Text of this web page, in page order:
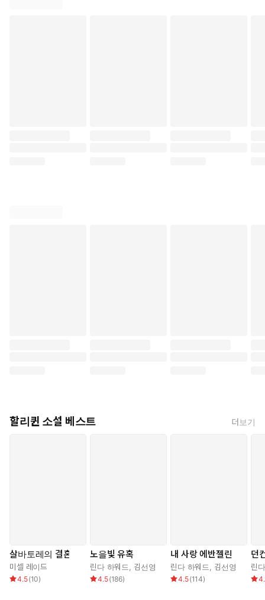
할리퀸 소설 베스트 더보기
살바토레의 결혼
미셀 레이드
4.5(10)
노을빛 유혹
린다 하워드, 김선영
4.5(186)
내 사랑 에반젤린
린다 하워드, 김선영
4.5(114)
던
린